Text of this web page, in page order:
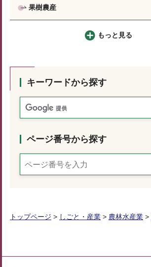
果樹農産
もっと見る
キーワードから探す
ページ番号から探す
トップページ > しごと・産業 > 農林水産業 >